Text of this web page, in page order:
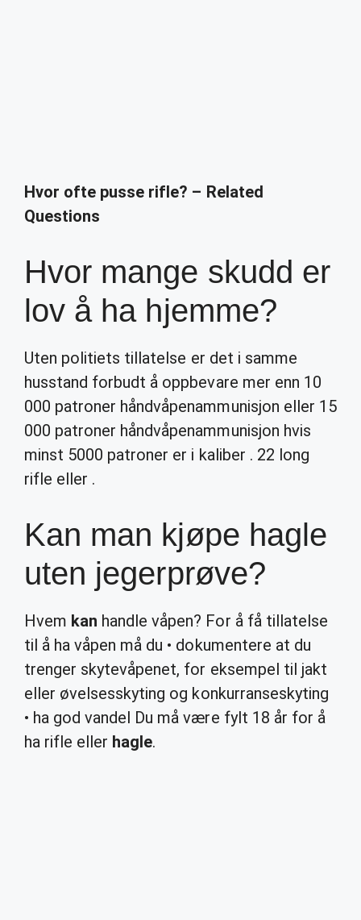
Hvor ofte pusse rifle? – Related
Questions
Hvor mange skudd er
lov å ha hjemme?
Uten politiets tillatelse er det i samme
husstand forbudt å oppbevare mer enn 10
000 patroner håndvåpenammunisjon eller 15
000 patroner håndvåpenammunisjon hvis
minst 5000 patroner er i kaliber . 22 long
rifle eller .
Kan man kjøpe hagle
uten jegerprøve?
Hvem kan handle våpen? For å få tillatelse
til å ha våpen må du • dokumentere at du
trenger skytevåpenet, for eksempel til jakt
eller øvelsesskyting og konkurranseskyting
• ha god vandel Du må være fylt 18 år for å
ha rifle eller hagle.